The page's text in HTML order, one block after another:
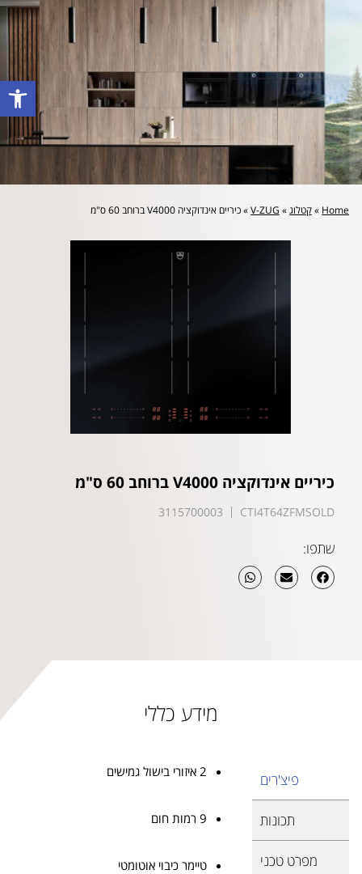
פתח
לייעוץ מקצועי והצעת מחיר: 072-2160644
Home
»קטלוג»
V-ZUG
»כיריים אינדוקציה V4000 ברוחב 60 ס"מ
כיריים אינדוקציה V4000 ברוחב 60 ס"מ
CTI4T64ZFMSOLD
3115700003
שתפו:
מידע כללי
פיצ'רים
תכונות
מפרט טכני
2 איזורי בישול גמישים
9 רמות חום
טיימר כיבוי אוטומטי